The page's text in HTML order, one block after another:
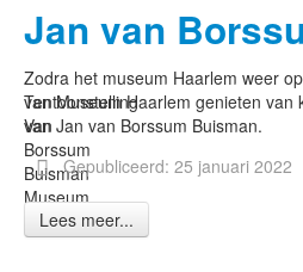
Jan van
Tentoonstelling
Van
Borssum
Buisman
Museum
Haarlem
Zodra het museum Haarlem weer
van Museum Haarlem genieten van
van Jan van Borssum Buisman.
Gepubliceerd: 25 januari 2022
Lees meer...